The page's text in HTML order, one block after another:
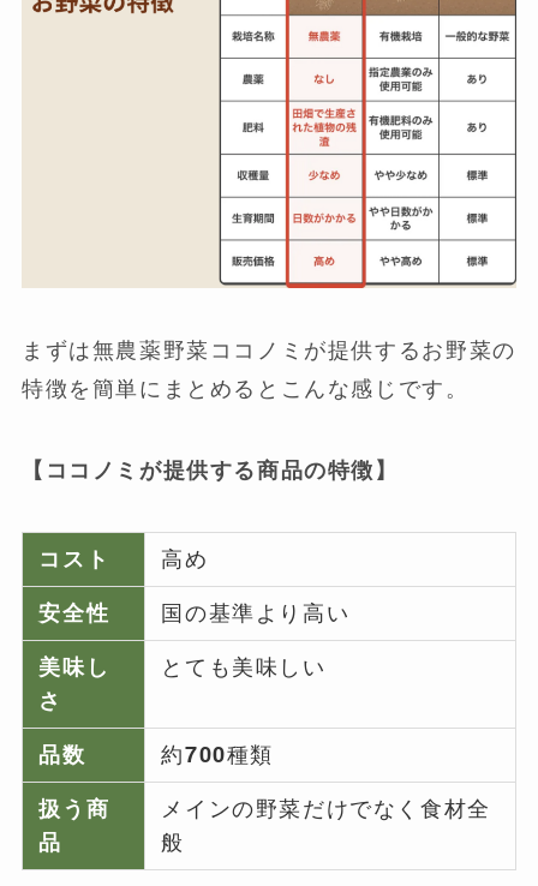
まずは無農薬野菜ココノミが提供するお野菜の
特徴を簡単にまとめるとこんな感じです。
【ココノミが提供する商品の特徴】
コスト
高め
安全性
国の基準より高い
美味し
さ
とても美味しい
品数
約700種類
扱う商
品
メインの野菜だけでなく食材全
般